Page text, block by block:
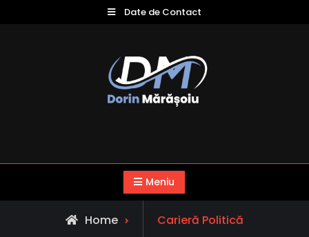
Date de Contact
Meniu
Home Carieră Politică